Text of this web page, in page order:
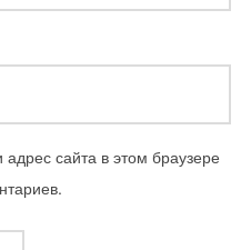
сайта в этом браузере